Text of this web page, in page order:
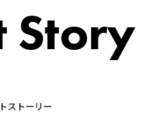
Story
ストーリー